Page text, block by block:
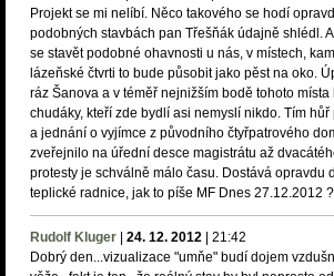
Projekt se mi nelíbí. Něco takového se hodí
podobných stavbách pan Třešňák údajně shlédl.
se stavět podobné ohavnosti u nás, v místech,
lázeňské čtvrti to bude působit jako pěst na oko.
ráz Šanova a v téměř nejnižším bodě tohoto
chudáky, kteří zde bydlí asi nemyslí nikdo. Tím
a jednání o vyjímce z původního čtyřpatrového
zveřejnilo na úřední desce magistrátu až
protesty je schválně málo času. Dostává opravdu
teplické radnice, jak to píše MF Dnes 27.12.2012 ?
Rudolf Kluger 24. 12. 2012 21:42
Dobrý den...vizualizace "umňe" budí dojem